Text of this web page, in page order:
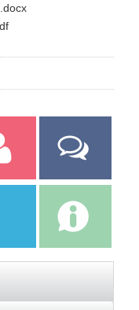
Fale Com a
Prefeitura